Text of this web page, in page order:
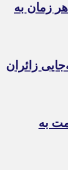
زمان به
زائران
به